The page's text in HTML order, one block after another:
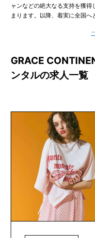
ャンなどの絶大なる支持を獲
まります。以降、着実に全国
感を増した展開へと進化して
GRACE
ンタルの求人一覧